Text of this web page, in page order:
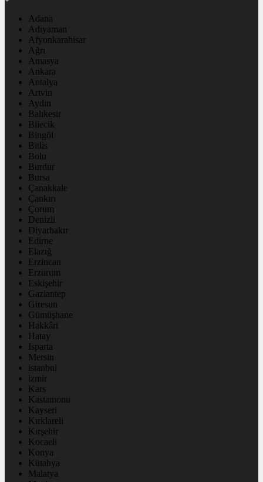
Adana
Adıyaman
Afyonkarahisar
Ağrı
Amasya
Ankara
Antalya
Artvin
Aydın
Balıkesir
Bilecik
Bingöl
Bitlis
Bolu
Burdur
Bursa
Çanakkale
Çankırı
Çorum
Denizli
Diyarbakır
Edirne
Elazığ
Erzincan
Erzurum
Eskişehir
Gaziantep
Giresun
Gümüşhane
Hakkâri
Hatay
Isparta
Mersin
istanbul
izmir
Kars
Kastamonu
Kayseri
Kırklareli
Kırşehir
Kocaeli
Konya
Kütahya
Malatya